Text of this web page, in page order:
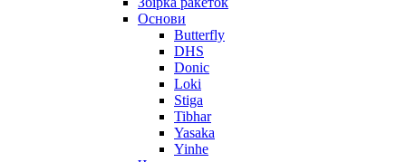
Основи
Butterfly
DHS
Donic
Loki
Stiga
Tibhar
Yasaka
Yinhe